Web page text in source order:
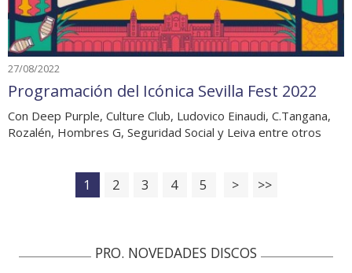
27/08/2022
Programación del Icónica Sevilla Fest 2022
Con Deep Purple, Culture Club, Ludovico Einaudi, C.Tangana,
Rozalén, Hombres G, Seguridad Social y Leiva entre otros
1 2 3 4 5 > >>
PRO. NOVEDADES DISCOS